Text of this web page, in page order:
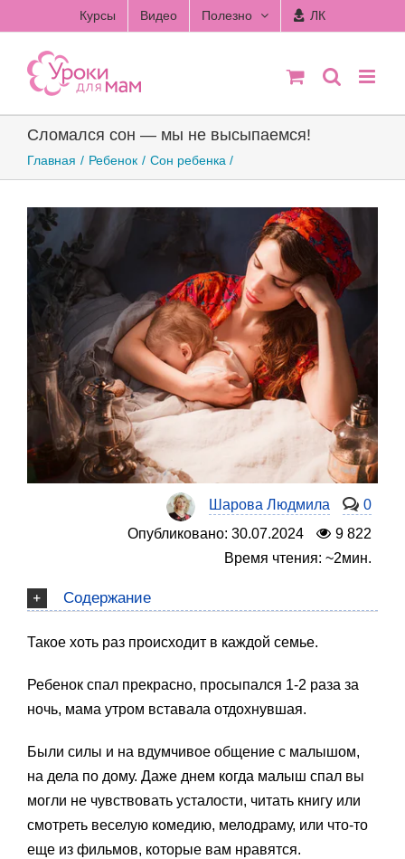
to
content
Курсы Видео Полезно ЛК
Сломался сон — мы не высыпаемся!
Главная Ребенок Сон ребенка
Шарова Людмила
0
Опубликовано: 30.07.2024
9 822
Время чтения: ~2мин.
Содержание
Такое хоть раз происходит в каждой семье.
Ребенок спал прекрасно, просыпался 1-2 раза за
ночь, мама утром вставала отдохнувшая.
Были силы и на вдумчивое общение с малышом,
на дела по дому. Даже днем когда малыш спал вы
могли не чувствовать усталости, читать книгу или
смотреть веселую комедию, мелодраму, или что-то
еще из фильмов, которые вам нравятся.